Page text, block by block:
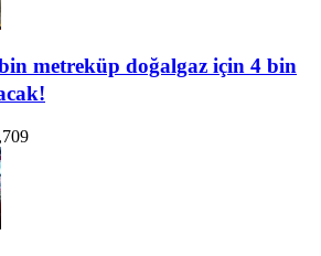
bin metreküp doğalgaz için 4 bin